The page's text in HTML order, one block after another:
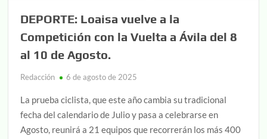
DEPORTE: Loaisa vuelve a la
Competición con la Vuelta a Ávila del 8
al 10 de Agosto.
Redacción 6 de agosto de 2025
La prueba ciclista, que este año cambia su tradicional
fecha del calendario de Julio y pasa a celebrarse en
Agosto, reunirá a 21 equipos que recorrerán los más 400